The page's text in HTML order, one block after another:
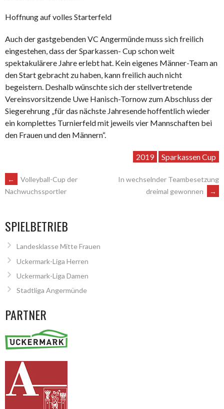
Hoffnung auf volles Starterfeld
Auch der gastgebenden VC Angermünde muss sich freilich
eingestehen, dass der Sparkassen- Cup schon weit
spektakulärere Jahre erlebt hat. Kein eigenes Männer-Team an
den Start gebracht zu haben, kann freilich auch nicht
begeistern. Deshalb wünschte sich der stellvertretende
Vereinsvorsitzende Uwe Hanisch-Tornow zum Abschluss der
Siegerehrung „für das nächste Jahresende hoffentlich wieder
ein komplettes Turnierfeld mit jeweils vier Mannschaften bei
den Frauen und den Männern“.
2019 Sparkassen Cup
ARTIKEL-
←
Volleyball-Cup der
Nachwuchssportler
In wechselnder Teambesetzung
dreimal gewonnen
→
SPIELBETRIEB
Landesklasse Mitte Frauen
Uckermark-Liga Herren
Uckermark-Liga Damen
Stadtliga Angermünde
PARTNER